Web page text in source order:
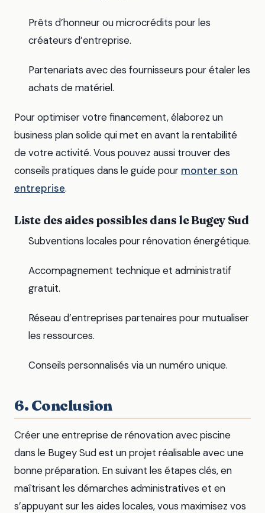
Prêts d’honneur ou microcrédits pour les
créateurs d’entreprise.
Partenariats avec des fournisseurs pour étaler les
achats de matériel.
Pour optimiser votre financement, élaborez un
business plan solide qui met en avant la rentabilité
de votre activité. Vous pouvez aussi trouver des
conseils pratiques dans le guide pour monter son
entreprise.
Liste des aides possibles dans le Bugey Sud
Subventions locales pour rénovation énergétique.
Accompagnement technique et administratif
gratuit.
Réseau d’entreprises partenaires pour mutualiser
les ressources.
Conseils personnalisés via un numéro unique.
6. Conclusion
Créer une entreprise de rénovation avec piscine
dans le Bugey Sud est un projet réalisable avec une
bonne préparation. En suivant les étapes clés, en
maîtrisant les démarches administratives et en
s’appuyant sur les aides locales, vous maximisez vos